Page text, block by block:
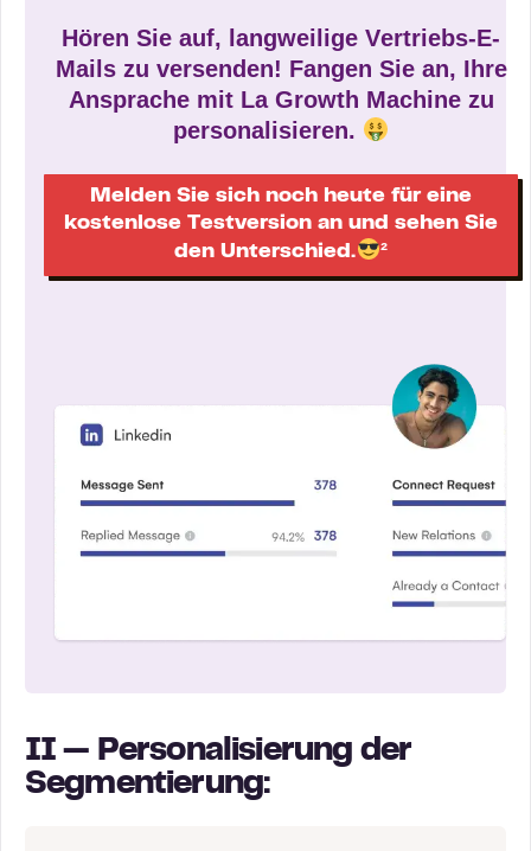
Hören Sie auf, langweilige Vertriebs-E-
Mails zu versenden! Fangen Sie an, Ihre
Ansprache mit La Growth Machine zu
personalisieren.
Melden Sie sich noch heute für eine
kostenlose Testversion an und sehen Sie
den Unterschied.
²
II — Personalisierung der
Segmentierung: